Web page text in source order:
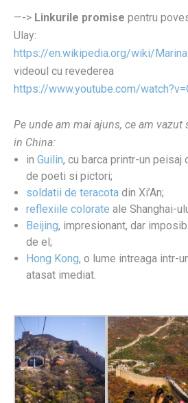
—-> Linkurile promise pentru
Ulay:
https://en.wikipedia.org/wiki/
videoul cu revederea
https://www.youtube.com/
Pe unde am mai ajuns, ce am vazut
in China:
in Guilin, cu barca printr-un peisaj
de poeti si pictori;
soldatii de teracota din Xi’An;
reflexiile colorate ale Shanghai-
Beijing, impresionant, dar
de el;
Hong Kong, o lume intreaga intr-
atasat imediat.